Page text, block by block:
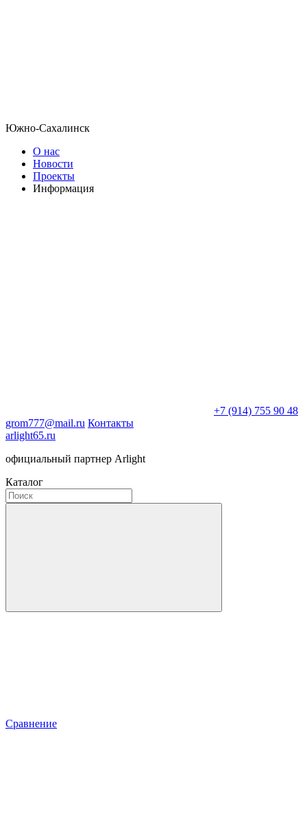
Южно-Сахалинск
О нас
Новости
Проекты
Информация
+7 (914) 755 90 48
grom777@mail.ru Контакты
arlight65.ru
официальный партнер Arlight
Каталог
Сравнение